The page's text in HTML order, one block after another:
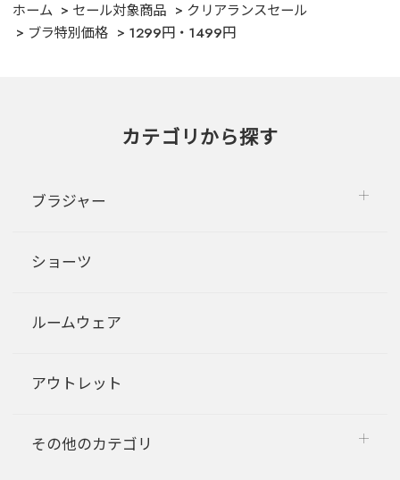
ホーム
セール対象商品
クリアランスセール
ブラ特別価格
1299円・1499円
カテゴリから探す
ブラジャー
ショーツ
ルームウェア
アウトレット
その他のカテゴリ